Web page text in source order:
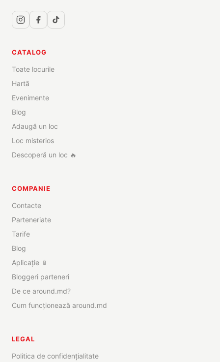
CATALOG
Toate locurile
Hartă
Evenimente
Blog
Adaugă un loc
Loc misterios
Descoperă un loc 🔥
COMPANIE
Contacte
Parteneriate
Tarife
Blog
Aplicație 📱
Bloggeri parteneri
De ce around.md?
Cum funcționează around.md
LEGAL
Politica de confidențialitate